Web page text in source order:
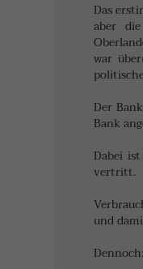
Das
aber
war
Der
Bank
Dabei
vertritt.
und